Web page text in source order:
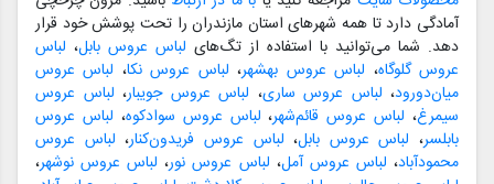
آمادگی دارد تا همه شهرهای استان مازندران را تحت پوشش خود قرار
دهد. شما می‌توانید با استفاده از تگ‌های لباس عروس بابل، لباس
عروس گلوگاه، لباس عروس بهشهر، لباس عروس نکا، لباس عروس
میان‌دورود، لباس عروس ساری، لباس عروس جویبار، لباس عروس
سیمرغ، لباس عروس قائم‌شهر، لباس عروس سوادکوه، لباس عروس
بابلسر، لباس عروس بابل، لباس عروس فریدون‌کنار، لباس عروس
محمودآباد، لباس عروس آمل، لباس عروس نور، لباس عروس نوشهر،